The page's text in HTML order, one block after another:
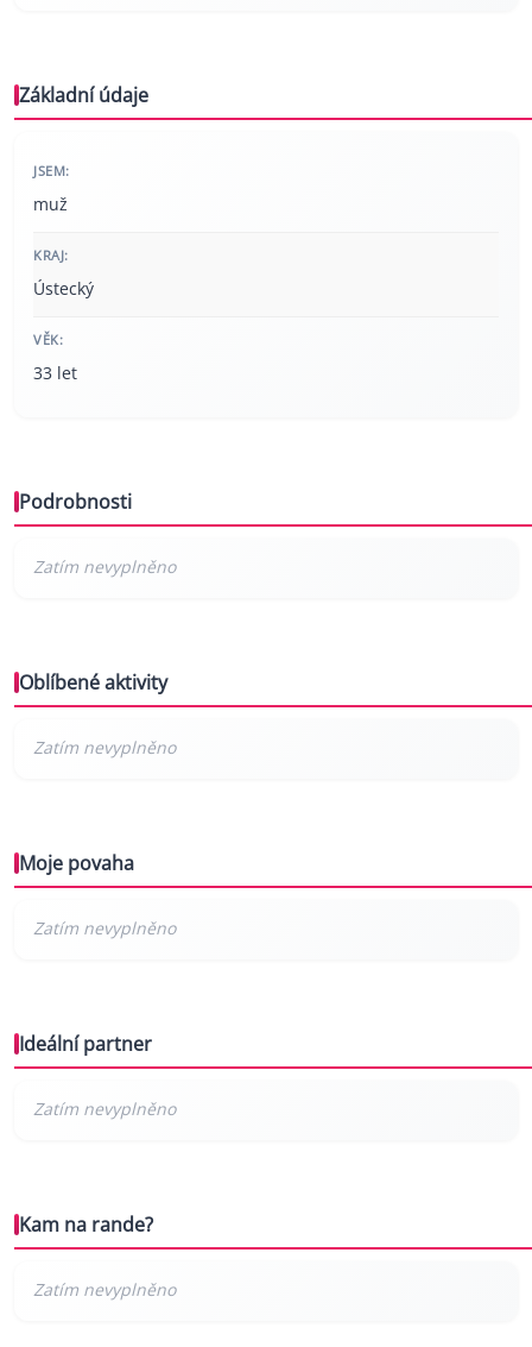
Základní údaje
JSEM:
muž
KRAJ:
Ústecký
VĚK:
33 let
Podrobnosti
Oblíbené aktivity
Moje povaha
Ideální partner
Kam na rande?